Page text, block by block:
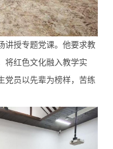
授专题党课。他要求教
将红色文化融入教学实
党员以先辈为榜样，苦练